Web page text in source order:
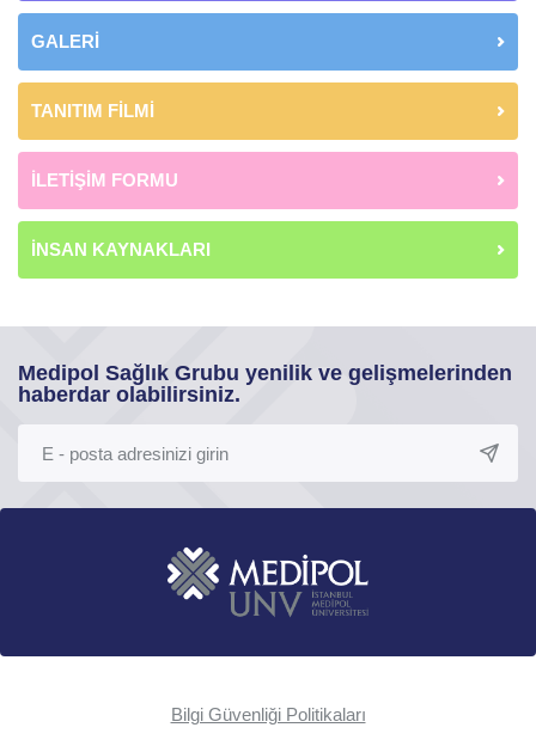
GALERİ
TANITIM FİLMİ
İLETİŞİM FORMU
İNSAN KAYNAKLARI
Medipol Sağlık Grubu yenilik ve gelişmelerinden
haberdar olabilirsiniz.
Bilgi Güvenliği Politikaları